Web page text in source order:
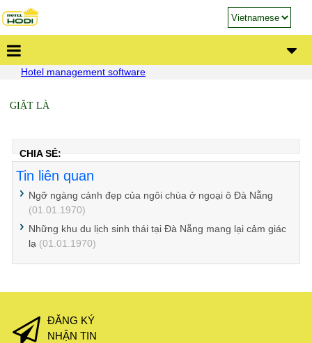
Hotel management software
GIẶT LÀ
CHIA SẺ:
Tin liên quan
Ngỡ ngàng cảnh đẹp của ngôi chùa ở ngoại ô Đà Nẵng
(01.01.1970)
Những khu du lịch sinh thái tại Đà Nẵng mang lại cảm giác
lạ (01.01.1970)
ĐĂNG KÝ
NHẬN TIN